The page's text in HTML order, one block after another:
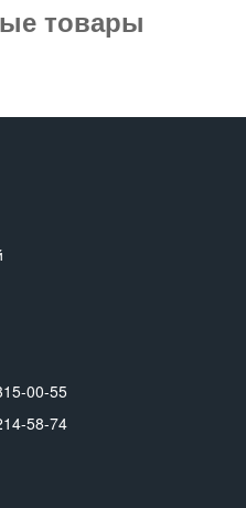
товары
00-55
58-74